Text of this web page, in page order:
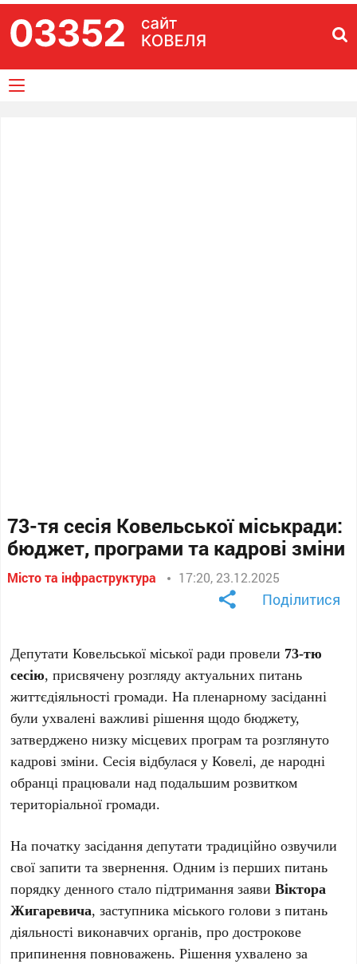
73-тя сесія Ковельської міськради:
бюджет, програми та кадрові зміни
Місто та інфраструктура 17:20, 23.12.2025
Поділитися
Депутати Ковельської міської ради провели 73-тю
сесію, присвячену розгляду актуальних питань
життєдіяльності громади. На пленарному засіданні
були ухвалені важливі рішення щодо бюджету,
затверджено низку місцевих програм та розглянуто
кадрові зміни. Сесія відбулася у Ковелі, де народні
обранці працювали над подальшим розвитком
територіальної громади.
На початку засідання депутати традиційно озвучили
свої запити та звернення. Одним із перших питань
порядку денного стало підтримання заявиВіктора
Жигаревича, заступника міського голови з питань
діяльності виконавчих органів, про дострокове
припинення повноважень. Рішення ухвалено за